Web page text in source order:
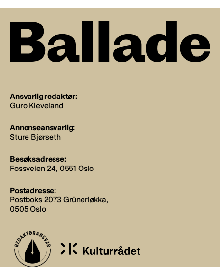
Ansvarlig redaktør:
Guro Kleveland
Annonseansvarlig:
Sture Bjørseth
Besøksadresse:
Fossveien 24, 0551 Oslo
Postadresse:
Postboks 2073 Grünerløkka,
0505 Oslo